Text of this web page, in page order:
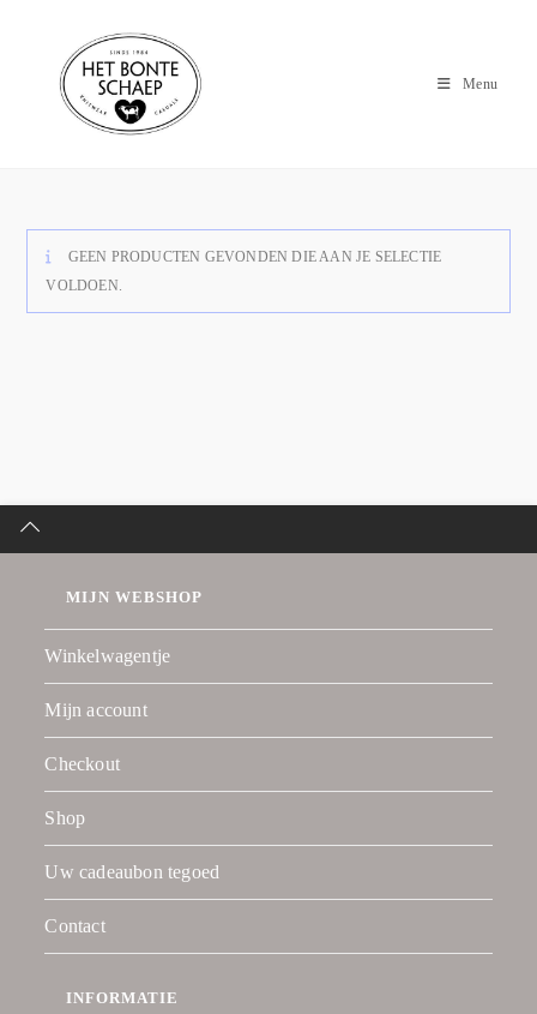
Menu
GEEN PRODUCTEN GEVONDEN DIE AAN JE SELECTIE
VOLDOEN.
MIJN WEBSHOP
Winkelwagentje
Mijn account
Checkout
Shop
Uw cadeaubon tegoed
Contact
INFORMATIE